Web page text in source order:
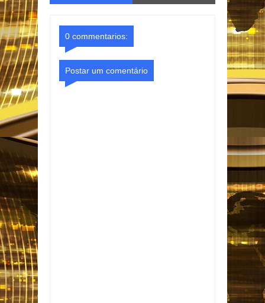
0 commentarios:
Postar um comentário